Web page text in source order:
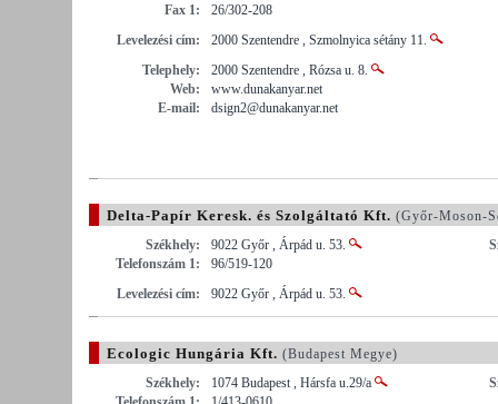
Fax 1:
26/302-208
Levelezési cím:
2000 Szentendre , Szmolnyica sétány 11.
Telephely:
2000 Szentendre , Rózsa u. 8.
Web:
www.dunakanyar.net
E-mail:
dsign2@dunakanyar.net
Delta-Papír Keresk. és Szolgáltató Kft. (Győr-Moson-
Székhely:
9022 Győr , Árpád u. 53.
Telefonszám 1:
96/519-120
Levelezési cím:
9022 Győr , Árpád u. 53.
Ecologic Hungária Kft. (Budapest Megye)
Székhely:
1074 Budapest , Hársfa u.29/a